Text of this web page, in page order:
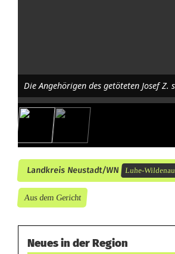
Landkreis Neustadt/WN Luhe-Wildenau
Aus dem Gericht
Neues in der Region